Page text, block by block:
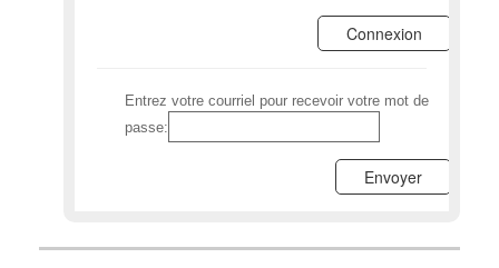
Entrez votre courriel pour recevoir votre mot de
passe: